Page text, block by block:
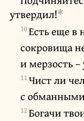
утвердил!✻
10Есть еще в
сокровища
и мерзость
11Чист ли
с
12Богачи